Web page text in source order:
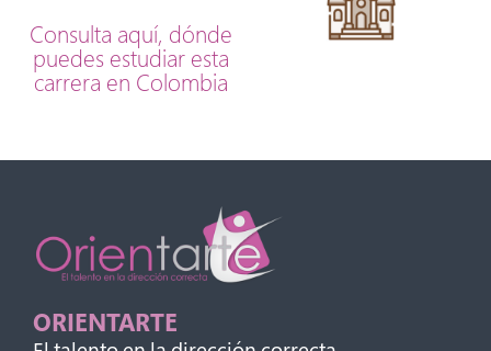
Consulta aquí, dónde
puedes estudiar esta
carrera en Colombia
ORIENTARTE